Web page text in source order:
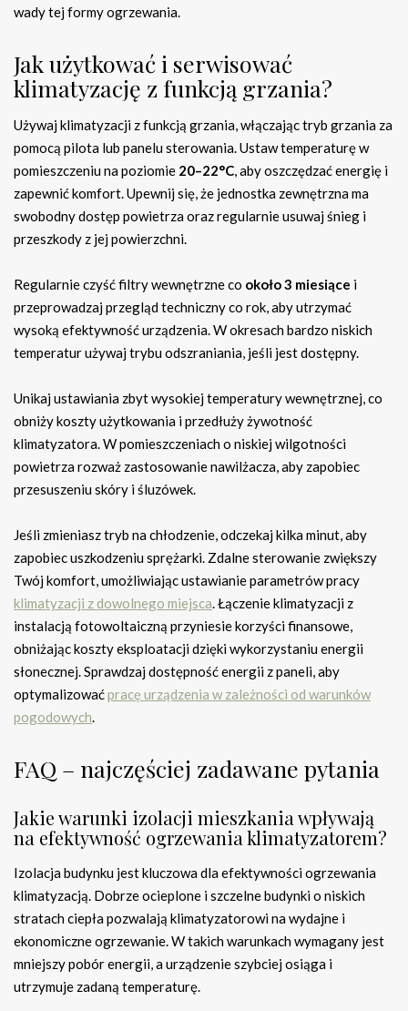
wady tej formy ogrzewania.
Jak użytkować i serwisować
klimatyzację z funkcją grzania?
Używaj klimatyzacji z funkcją grzania, włączając tryb grzania za
pomocą pilota lub panelu sterowania. Ustaw temperaturę w
pomieszczeniu na poziomie 20–22°C , aby oszczędzać energię i
zapewnić komfort. Upewnij się, że jednostka zewnętrzna ma
swobodny dostęp powietrza oraz regularnie usuwaj śnieg i
przeszkody z jej powierzchni.
Regularnie czyść filtry wewnętrzne co około 3 miesiące i
przeprowadzaj przegląd techniczny co rok, aby utrzymać
wysoką efektywność urządzenia. W okresach bardzo niskich
temperatur używaj trybu odszraniania, jeśli jest dostępny.
Unikaj ustawiania zbyt wysokiej temperatury wewnętrznej, co
obniży koszty użytkowania i przedłuży żywotność
klimatyzatora. W pomieszczeniach o niskiej wilgotności
powietrza rozważ zastosowanie nawilżacza, aby zapobiec
przesuszeniu skóry i śluzówek.
Jeśli zmieniasz tryb na chłodzenie, odczekaj kilka minut, aby
zapobiec uszkodzeniu sprężarki. Zdalne sterowanie zwiększy
Twój komfort, umożliwiając ustawianie parametrów pracy
klimatyzacji z dowolnego miejsca . Łączenie klimatyzacji z
instalacją fotowoltaiczną przyniesie korzyści finansowe,
obniżając koszty eksploatacji dzięki wykorzystaniu energii
słonecznej. Sprawdzaj dostępność energii z paneli, aby
optymalizowaćpracę urządzenia w zależności od warunków
pogodowych
FAQ – najczęściej zadawane pytania
Jakie warunki izolacji mieszkania wpływają
na efektywność ogrzewania klimatyzatorem?
Izolacja budynku jest kluczowa dla efektywności ogrzewania
klimatyzacją. Dobrze ocieplone i szczelne budynki o niskich
stratach ciepła pozwalają klimatyzatorowi na wydajne i
ekonomiczne ogrzewanie. W takich warunkach wymagany jest
mniejszy pobór energii, a urządzenie szybciej osiąga i
utrzymuje zadaną temperaturę.